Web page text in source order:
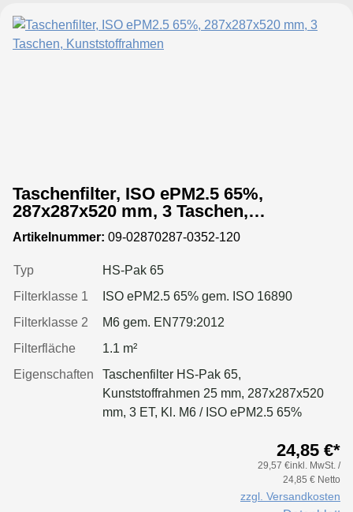
Taschenfilter, ISO ePM2.5 65%,
287x287x520 mm, 3 Taschen,
Kunststoffrahmen
Artikelnummer: 09-02870287-0352-120
Typ
HS-Pak 65
Filterklasse 1
ISO ePM2.5 65% gem. ISO 16890
Filterklasse 2
M6 gem. EN779:2012
Filterfläche
1.1 m²
Eigenschaften
Taschenfilter HS-Pak 65,
Kunststoffrahmen 25 mm, 287x287x520
mm, 3 ET, Kl. M6 / ISO ePM2.5 65%
24,85 €*
29,57 €inkl. MwSt. /
24,85 € Netto
zzgl. Versandkosten